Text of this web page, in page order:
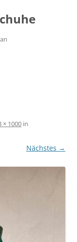
× 1000 in
Nächstes →